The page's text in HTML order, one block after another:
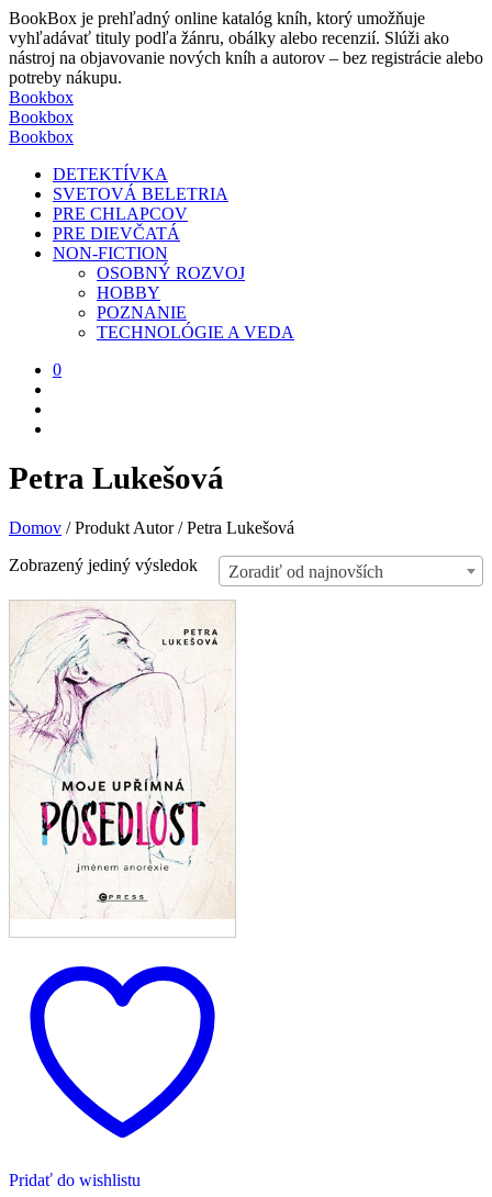
BookBox je prehľadný online katalóg kníh, ktorý umožňuje
vyhľadávať tituly podľa žánru, obálky alebo recenzií. Slúži ako
nástroj na objavovanie nových kníh a autorov – bez registrácie alebo
potreby nákupu.
Bookbox
Bookbox
Bookbox
DETEKTÍVKA
SVETOVÁ BELETRIA
PRE CHLAPCOV
PRE DIEVČATÁ
NON-FICTION
OSOBNÝ ROZVOJ
HOBBY
POZNANIE
TECHNOLÓGIE A VEDA
0
Petra Lukešová
Domov /Produkt Autor/Petra Lukešová
Zoradiť od najnovších
Zobrazený jediný výsledok
Pridať do wishlistu